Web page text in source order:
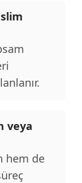
veya
hem de